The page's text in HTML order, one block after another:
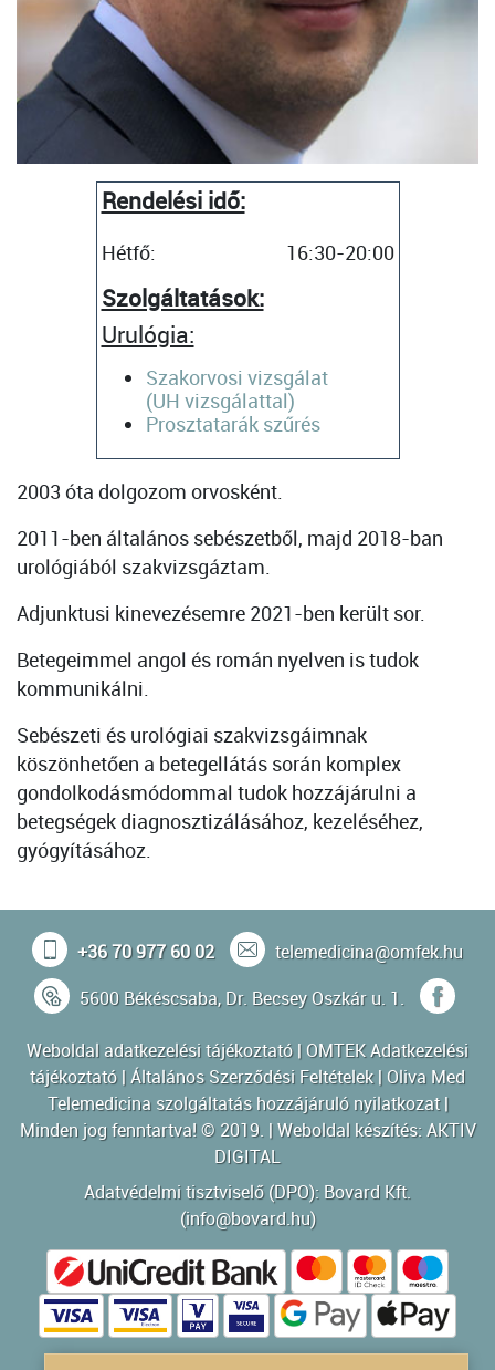
Rendelési idő:
Hétfő: 16:30-20:00
Szolgáltatások:
Urulógia:
Szakorvosi vizsgálat
(UH vizsgálattal)
Prosztatarák szűrés
2003 óta dolgozom orvosként.
2011-ben általános sebészetből, majd 2018-ban
urológiából szakvizsgáztam.
Adjunktusi kinevezésemre 2021-ben került sor.
Betegeimmel angol és román nyelven is tudok
kommunikálni.
Sebészeti és urológiai szakvizsgáimnak
köszönhetően a betegellátás során komplex
gondolkodásmódommal tudok hozzájárulni a
betegségek diagnosztizálásához, kezeléséhez,
gyógyításához.
+36 70 977 60 02
telemedicina@omfek.hu
5600 Békéscsaba, Dr. Becsey Oszkár u. 1.
Weboldal adatkezelési tájékoztató| OMTEK Adatkezelési
tájékoztató|Általános Szerződési Feltételek| Oliva Med
Telemedicina szolgáltatás hozzájáruló nyilatkozat|
Minden jog fenntartva! © 2019. | Weboldal készítés:AKTIV
DIGITAL
Adatvédelmi tisztviselő (DPO): Bovard Kft.
(info@bovard.hu)